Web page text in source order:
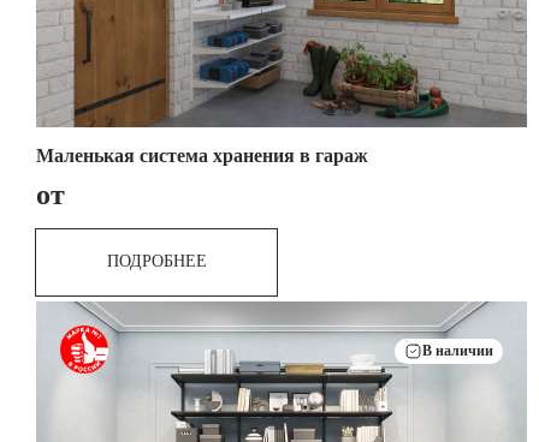
Маленькая система хранения в гараж
от
ПОДРОБНЕЕ
В наличии